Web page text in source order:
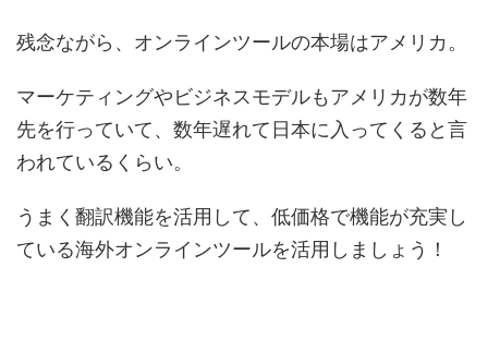
残念ながら、オンラインツールの本場はアメリカ。
マーケティングやビジネスモデルもアメリカが数年
先を行っていて、数年遅れて日本に入ってくると言
われているくらい。
うまく翻訳機能を活用して、低価格で機能が充実し
ている海外オンラインツールを活用しましょう！